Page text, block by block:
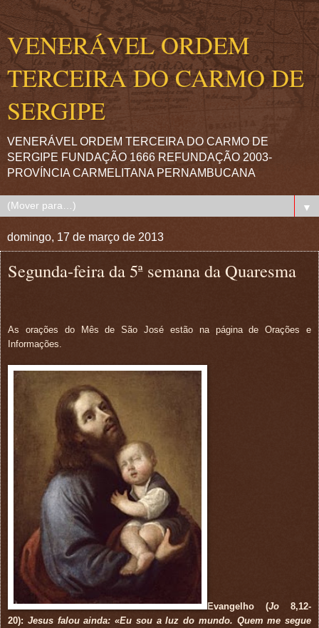
VENERÁVEL ORDEM
TERCEIRA DO CARMO DE
SERGIPE
VENERÁVEL ORDEM TERCEIRA DO CARMO DE
SERGIPE FUNDAÇÃO 1666 REFUNDAÇÃO 2003-
PROVÍNCIA CARMELITANA PERNAMBUCANA
▼
domingo, 17 de março de 2013
Segunda-feira da 5ª semana da Quaresma
As orações do Mês de São José estão na página de Orações e
Informações.
Evangelho (Jo 8,12-
20): Jesus falou ainda: «Eu sou a luz do mundo. Quem me segue